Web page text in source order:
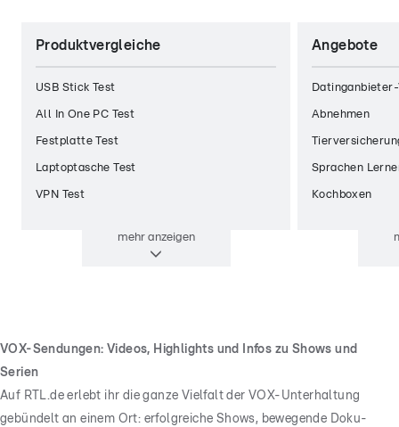
Produktvergleiche
USB Stick Test
All In One PC Test
Festplatte Test
Laptoptasche Test
VPN Test
mehranzeigen
Angebote
Abnehmen
Sprachen
Kochboxen
VOX-Sendungen: Videos, Highlights und Infos zu Shows und
Serien
Auf RTL.de erlebt ihr die ganze Vielfalt der VOX-Unterhaltung
gebündelt an einem Ort: erfolgreiche Shows, bewegende Doku-